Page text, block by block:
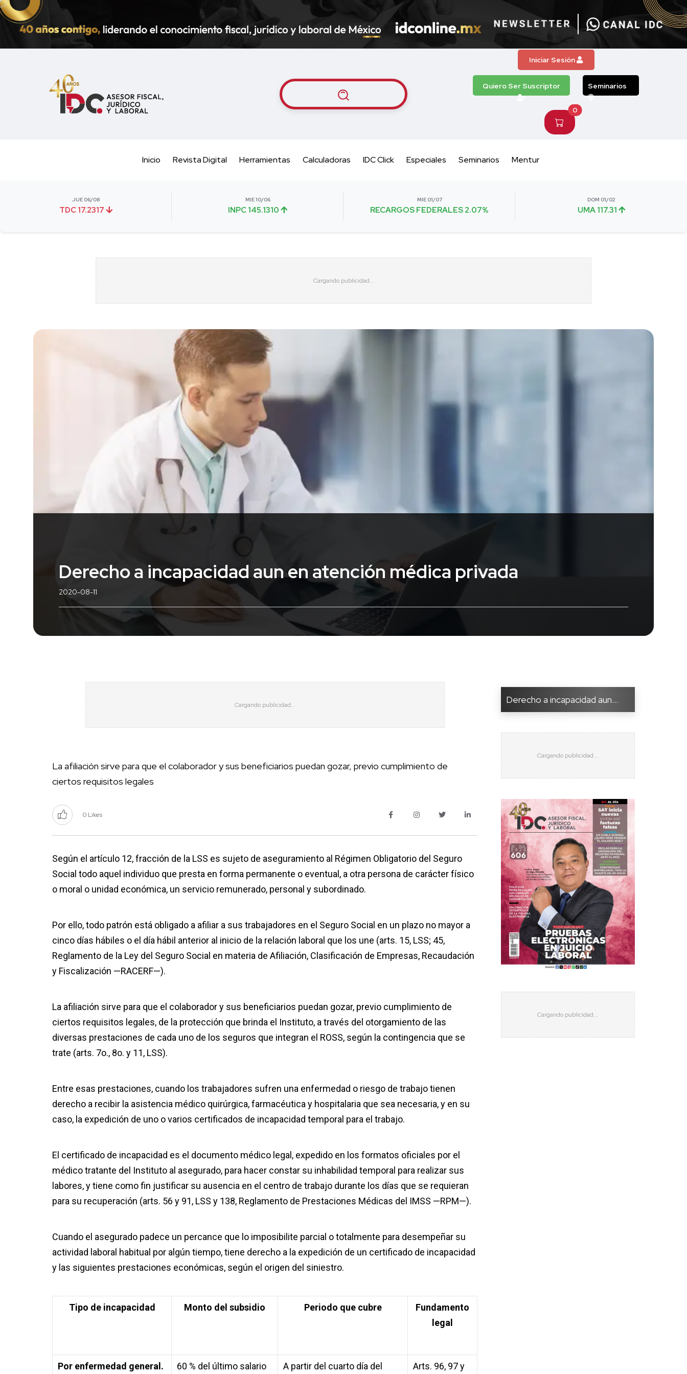
Iniciar Sesión
Quiero Ser Suscriptor Seminarios
0
Inicio Revista Digital Herramientas Calculadoras IDC Click Especiales Seminarios Mentur
JUE 06/08
TDC 17.2317
MIE 10/06
INPC 145.1310
MIE 01/07
RECARGOS FEDERALES 2.07%
DOM 01/02
UMA 117.31
Derecho a incapacidad aun en atención médica privada
2020-08-11
La afiliación sirve para que el colaborador y sus beneficiarios puedan gozar, previo cumplimiento de
ciertos requisitos legales
0 Likes
Según el artículo 12, fracción de la LSS es sujeto de aseguramiento al Régimen Obligatorio del Seguro
Social todo aquel individuo que presta en forma permanente o eventual, a otra persona de carácter físico
o moral o unidad económica, un servicio remunerado, personal y subordinado.
Por ello, todo patrón está obligado a afiliar a sus trabajadores en el Seguro Social en un plazo no mayor a
cinco días hábiles o el día hábil anterior al inicio de la relación laboral que los une (arts. 15, LSS; 45,
Reglamento de la Ley del Seguro Social en materia de Afiliación, Clasificación de Empresas, Recaudación
y Fiscalización —RACERF—).
La afiliación sirve para que el colaborador y sus beneficiarios puedan gozar, previo cumplimiento de
ciertos requisitos legales, de la protección que brinda el Instituto, a través del otorgamiento de las
diversas prestaciones de cada uno de los seguros que integran el ROSS, según la contingencia que se
trate (arts. 7o., 8o. y 11, LSS).
Entre esas prestaciones, cuando los trabajadores sufren una enfermedad o riesgo de trabajo tienen
derecho a recibir la asistencia médico quirúrgica, farmacéutica y hospitalaria que sea necesaria, y en su
caso, la expedición de uno o varios certificados de incapacidad temporal para el trabajo.
El certificado de incapacidad es el documento médico legal, expedido en los formatos oficiales por el
médico tratante del Instituto al asegurado, para hacer constar su inhabilidad temporal para realizar sus
labores, y tiene como fin justificar su ausencia en el centro de trabajo durante los días que se requieran
para su recuperación (arts. 56 y 91, LSS y 138, Reglamento de Prestaciones Médicas del IMSS —RPM—).
Cuando el asegurado padece un percance que lo imposibilite parcial o totalmente para desempeñar su
actividad laboral habitual por algún tiempo, tiene derecho a la expedición de un certificado de incapacidad
y las siguientes prestaciones económicas, según el origen del siniestro.
Tipo de incapacidad Monto del subsidio Periodo que cubre
Fundamento
legal
Por enfermedad general.
60 % del último salario
A partir del cuarto día del
Arts. 96, 97 y
Derecho a incapacidad aun...